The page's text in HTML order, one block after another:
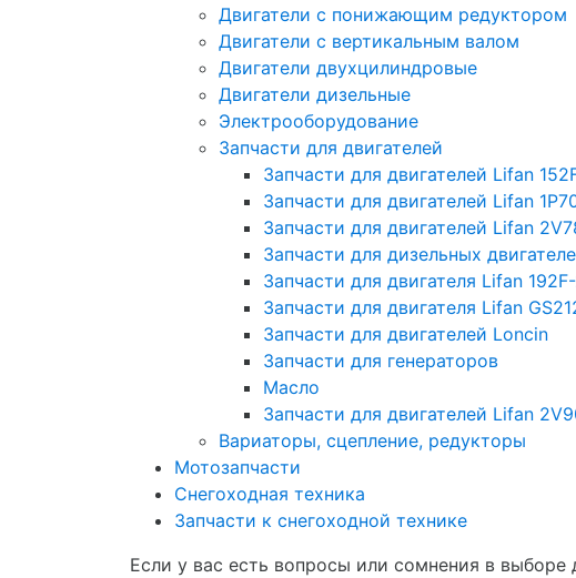
Двигатели с понижающим редуктором
Двигатели с вертикальным валом
Двигатели двухцилиндровые
Двигатели дизельные
Электрооборудование
Запчасти для двигателей
Запчасти для двигателей Lifan
Запчасти для двигателей Lifan
Запчасти для двигателей Lifan
Запчасти для дизельных
Запчасти для двигателя Lifan
Запчасти для двигателя Lifan
Запчасти для двигателей Loncin
Запчасти для генераторов
Масло
Запчасти для двигателей Lifan
Вариаторы, сцепление, редукторы
Мотозапчасти
Снегоходная техника
Запчасти к снегоходной технике
Если у вас есть вопросы или сомнения в